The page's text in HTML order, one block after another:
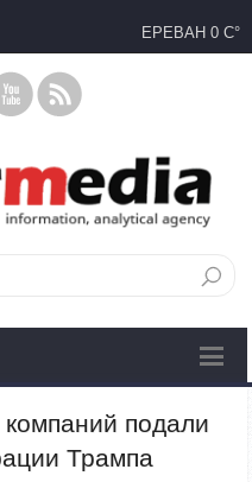
ЕРЕВАН 0 C°
подали
Трампа